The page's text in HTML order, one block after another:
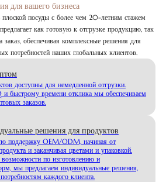
для вашего бизнеса
посуды с более чем 20-летним стажем
как готовую к отгрузке продукцию, так
обеспечивая комплексные решения для
потребностей наших глобальных клиентов.
доступны для немедленной отгрузки.
быстрому времени отклика мы обеспечиваем
заказов.
решения для продуктов
поддержку OEM/ODM, начиная от
и заканчивая цветами и упаковкой.
по изготовлению и
мы предлагаем индивидуальные решения,
каждого клиента.